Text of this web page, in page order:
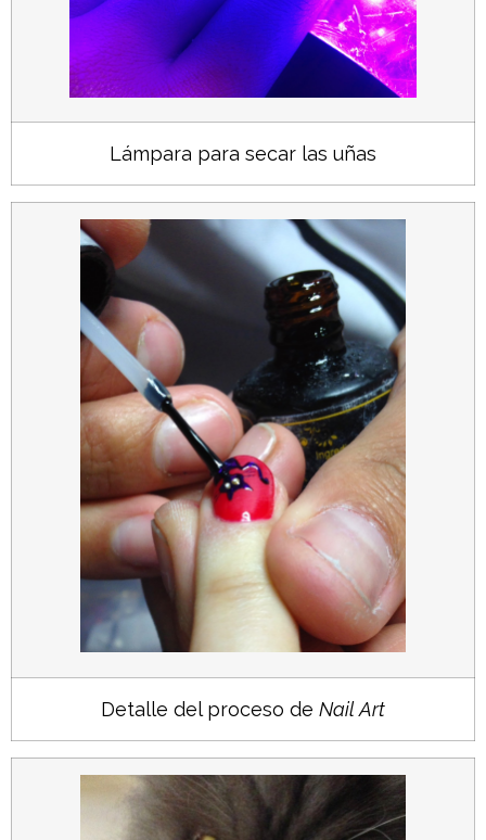
Lámpara para secar las uñas
Detalle del proceso de Nail Art